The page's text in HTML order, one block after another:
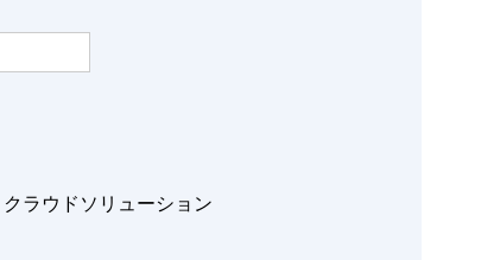
クラウドソリューション